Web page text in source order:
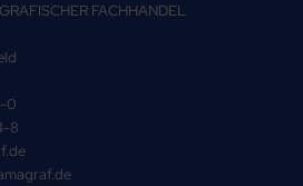
FACHHANDEL
0
8